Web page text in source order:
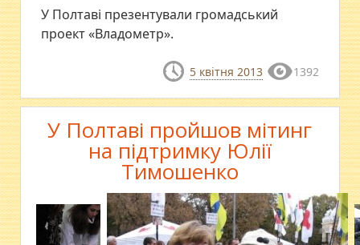
У Полтаві презентували громадський
проект «Владометр».
5 квітня 2013 1392
У Полтаві пройшов мітинг
на підтримку Юлії
Тимошенко